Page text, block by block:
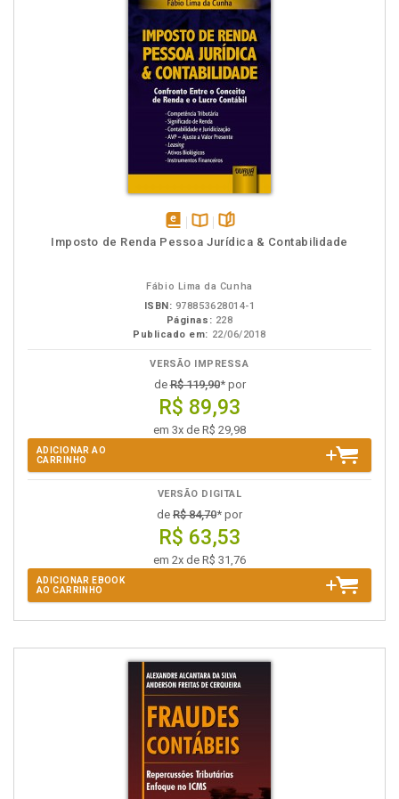
disponível
Disponível
páginas
Imposto de Renda Pessoa Jurídica & Contabilidade
Fábio Lima da Cunha
ISBN: 978853628014-1
Páginas: 228
Publicado em: 22/06/2018
VERSÃO IMPRESSA
deR$ 119,90* por
R$ 89,93
em 3x de R$ 29,98
ADICIONAR AO
CARRINHO
VERSÃO DIGITAL
de R$ 84,70* por
R$ 63,53
em 2x de R$ 31,76
ADICIONAR EBOOK
AO CARRINHO